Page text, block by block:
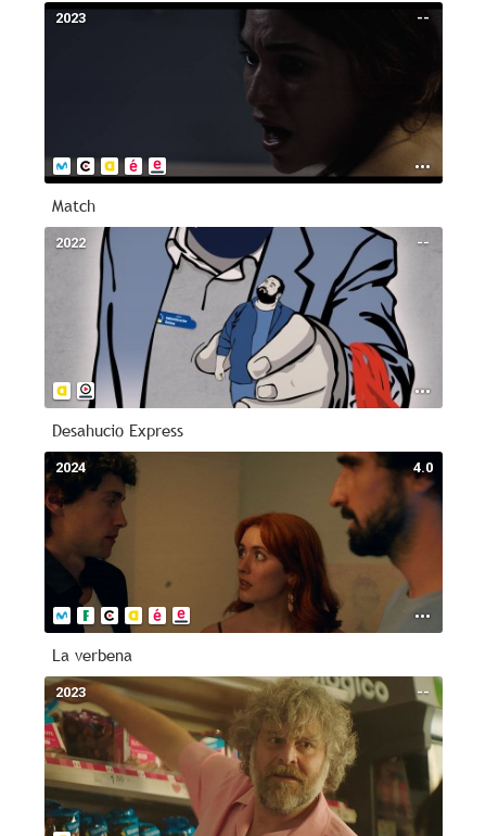
--
2023
Match
--
2022
Desahucio Express
4.0
2024
La verbena
--
2023